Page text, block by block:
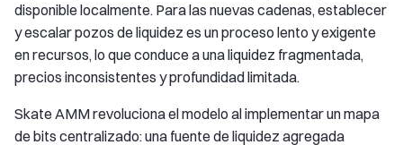
disponible localmente. Para las nuevas cadenas, establecer
y escalar pozos de liquidez es un proceso lento y exigente
en recursos, lo que conduce a una liquidez fragmentada,
precios inconsistentes y profundidad limitada.
Skate AMM revoluciona el modelo al implementar un mapa
de bits centralizado: una fuente de liquidez agregada